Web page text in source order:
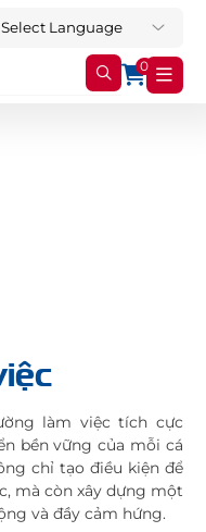
0
làm việc tích cực
bền vững của mỗi cá
chỉ tạo điều kiện để
mà còn xây dựng một
và đầy cảm hứng.